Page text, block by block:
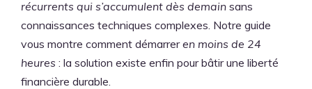
récurrents qui s’accumulent dès demain sans
connaissances techniques complexes. Notre guide
vous montre comment démarreren moins de 24
heures : la solution existe enfin pour bâtir une liberté
financière durable.